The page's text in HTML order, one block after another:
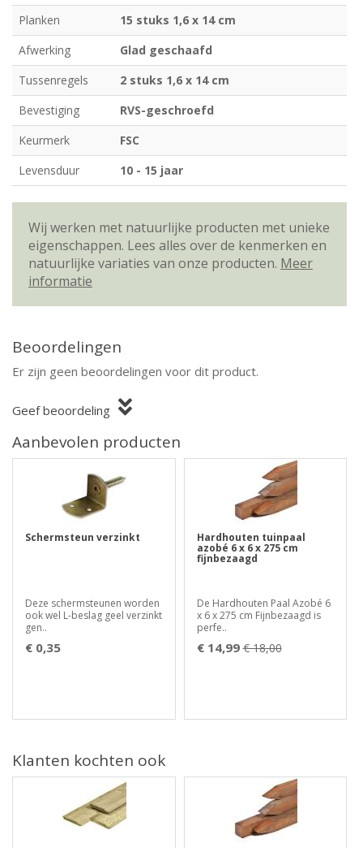
Planken
15 stuks 1,6 x 14 cm
Afwerking
Glad geschaafd
Tussenregels
2 stuks 1,6 x 14 cm
Bevestiging
RVS-geschroefd
Keurmerk
FSC
Levensduur
10 - 15 jaar
Wij werken met natuurlijke producten met unieke
eigenschappen. Lees alles over de kenmerken en
natuurlijke variaties van onze producten. Meer
informatie
Beoordelingen
Er zijn geen beoordelingen voor dit product.
Geef beoordeling
Aanbevolen producten
Schermsteun verzinkt
Deze schermsteunen worden
ook wel L-beslag geel verzinkt
gen..
€ 0,35
Hardhouten tuinpaal
azobé 6 x 6 x 275 cm
fijnbezaagd
De Hardhouten Paal Azobé 6
x 6 x 275 cm Fijnbezaagd is
perfe..
€ 14,99 € 18,00
Klanten kochten ook